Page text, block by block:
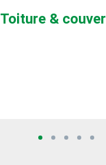
Toiture &